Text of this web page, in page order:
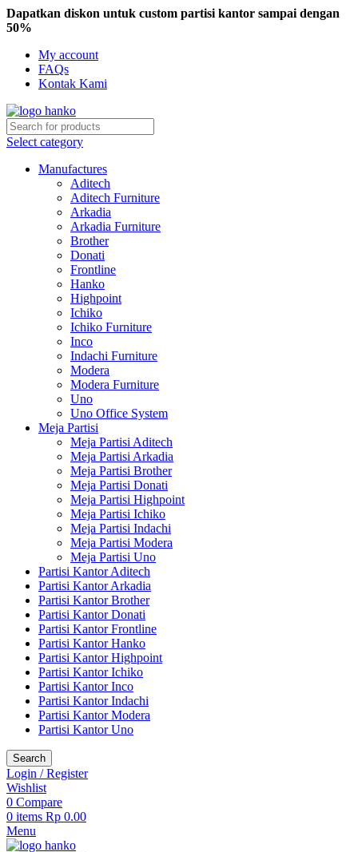
Dapatkan diskon untuk custom partisi kantor sampai dengan
50%
My account
FAQs
Kontak Kami
Select category
Manufactures
Aditech
Aditech Furniture
Arkadia
Arkadia Furniture
Brother
Donati
Frontline
Hanko
Highpoint
Ichiko
Ichiko Furniture
Inco
Indachi Furniture
Modera
Modera Furniture
Uno
Uno Office System
Meja Partisi
Meja Partisi Aditech
Meja Partisi Arkadia
Meja Partisi Brother
Meja Partisi Donati
Meja Partisi Highpoint
Meja Partisi Ichiko
Meja Partisi Indachi
Meja Partisi Modera
Meja Partisi Uno
Partisi Kantor Aditech
Partisi Kantor Arkadia
Partisi Kantor Brother
Partisi Kantor Donati
Partisi Kantor Frontline
Partisi Kantor Hanko
Partisi Kantor Highpoint
Partisi Kantor Ichiko
Partisi Kantor Inco
Partisi Kantor Indachi
Partisi Kantor Modera
Partisi Kantor Uno
Search
Login / Register
Wishlist
0 Compare
0 items Rp 0.00
Menu